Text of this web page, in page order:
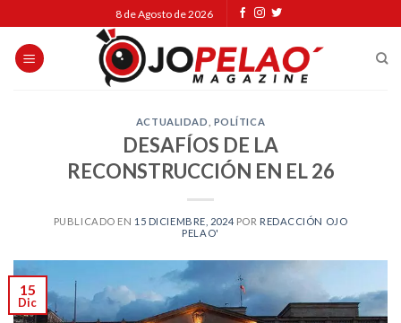
to
content
8 de Agosto de 2026
ACTUALIDAD POLÍTICA
DESAFÍOS DE LA
RECONSTRUCCIÓN EN EL 26
PUBLICADO EN 15 DICIEMBRE, 2024 POR REDACCIÓN OJO
PELAO'
15
Dic